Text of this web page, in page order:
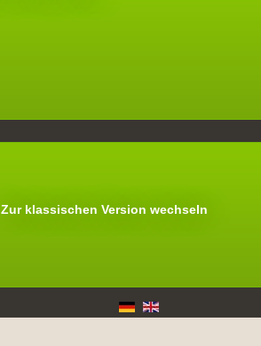
Zur klassischen Version wechseln